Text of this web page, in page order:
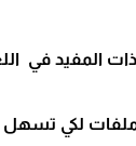
المفيد في